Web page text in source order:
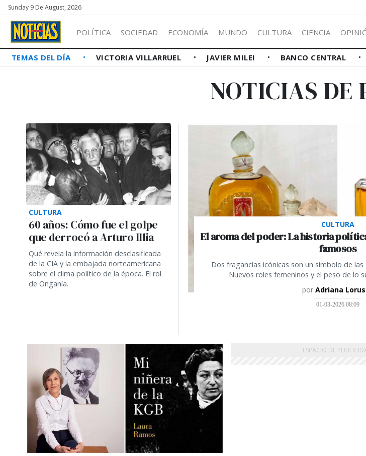
Sunday 9 De August, 2026
POLÍTICA SOCIEDAD ECONOMÍA MUNDO CULTURA CIENCIA
TEMAS DEL DÍA VICTORIA VILLARRUEL JAVIER MILEI BANCO CENTRAL
NOTICIAS DE
CULTURA
60 años: Cómo fue el golpe
que derrocó a Arturo Illia
Qué revela la información desclasificada
de la CIA y la embajada norteamericana
sobre el clima político de la época. El rol
de Onganía.
CULTURA
El aroma del poder: La historia
famosos
Dos fragancias icónicas son un símbolo de
Nuevos roles femeninos y el peso de lo
por Adriana
01-03-2026 08:09